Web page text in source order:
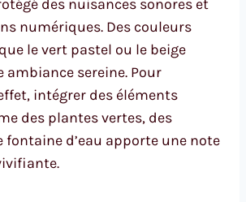
des nuisances sonores et
numériques. Des couleurs
le vert pastel ou le beige
ambiance sereine. Pour
intégrer des éléments
des plantes vertes, des
fontaine d’eau apporte une note